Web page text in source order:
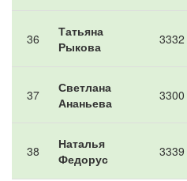
36
Татьяна
Рыкова
3332
37
Светлана
Ананьева
3300
38
Наталья
Федорус
3339